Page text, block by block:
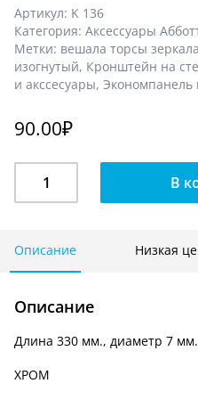
Артикул: K 136
Категория: Аксессуары
Метки: вешала торсы
изогнутый, Кронштейн на
и акссесуары,
90.00₽
Кронштейн
9-
ю
K
В
Описание Низкая
Описание
Длина 330 мм., диаметр 7 мм.
ХРОМ